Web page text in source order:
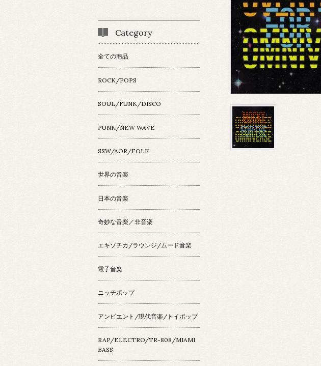
Category
全ての商品
ROCK/POPS
SOUL/FUNK/DISCO
PUNK/NEW WAVE
SSW/AOR/FOLK
世界の音楽
日本の音楽
奇妙な音楽／非音楽
エキゾチカ/ラウンジ/ムード音楽
電子音楽
ニッチポップ
アンビエント/現代音楽/トイポップ
RAP/ELECTRO/TR-808/MIAMI
BASS